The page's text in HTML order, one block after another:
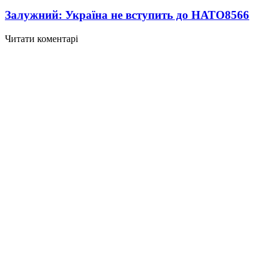
Залужний: Україна не вступить до НАТО8566
Читати коментарі